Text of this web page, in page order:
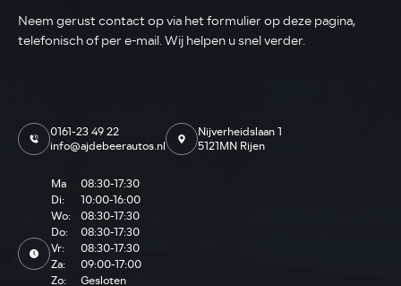
Neem gerust contact op via het formulier op deze pagina,
telefonisch of per e-mail. Wij helpen u snel verder.
0161-23 49 22
info@ajdebeerautos.nl
Nijverheidslaan 1
5121MN Rijen
Ma
08:30-17:30
Di:
10:00-16:00
Wo:
08:30-17:30
Do:
08:30-17:30
Vr:
08:30-17:30
Za:
09:00-17:00
Zo:
Gesloten